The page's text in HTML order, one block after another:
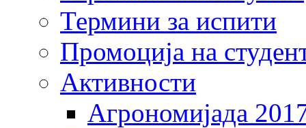
Термини за испити
Промоција на
Активности
Агрономијада